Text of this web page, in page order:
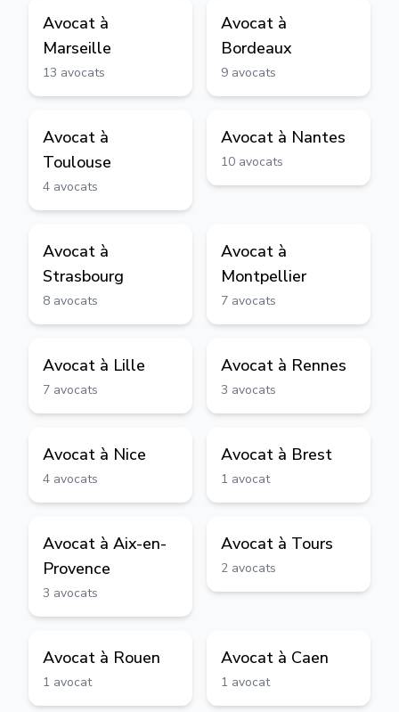
Avocat à
Marseille
13 avocats
Avocat à
Bordeaux
9 avocats
Avocat à
Toulouse
4 avocats
Avocat à Nantes
10 avocats
Avocat à
Strasbourg
8 avocats
Avocat à
Montpellier
7 avocats
Avocat à Lille
7 avocats
Avocat à Rennes
3 avocats
Avocat à Nice
4 avocats
Avocat à Brest
1 avocat
Avocat à Aix-en-
Provence
3 avocats
Avocat à Tours
2 avocats
Avocat à Rouen
1 avocat
Avocat à Caen
1 avocat